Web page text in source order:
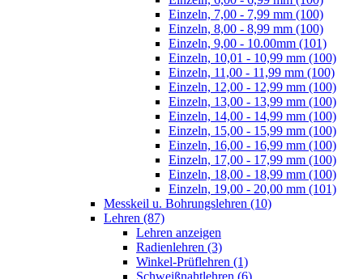
Einzeln, 7,00 - 7,99 mm (100)
Einzeln, 8,00 - 8,99 mm (100)
Einzeln, 9,00 - 10.00mm (101)
Einzeln, 10,01 - 10,99 mm (100)
Einzeln, 11,00 - 11,99 mm (100)
Einzeln, 12,00 - 12,99 mm (100)
Einzeln, 13,00 - 13,99 mm (100)
Einzeln, 14,00 - 14,99 mm (100)
Einzeln, 15,00 - 15,99 mm (100)
Einzeln, 16,00 - 16,99 mm (100)
Einzeln, 17,00 - 17,99 mm (100)
Einzeln, 18,00 - 18,99 mm (100)
Einzeln, 19,00 - 20,00 mm (101)
Messkeil u. Bohrungslehren (10)
Lehren (87)
Lehren anzeigen
Radienlehren (3)
Winkel-Prüflehren (1)
Schweißnahtlehren (6)